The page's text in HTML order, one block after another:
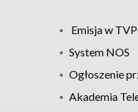
Emisja w TVP
System NOS
Ogłoszenie
Akademia